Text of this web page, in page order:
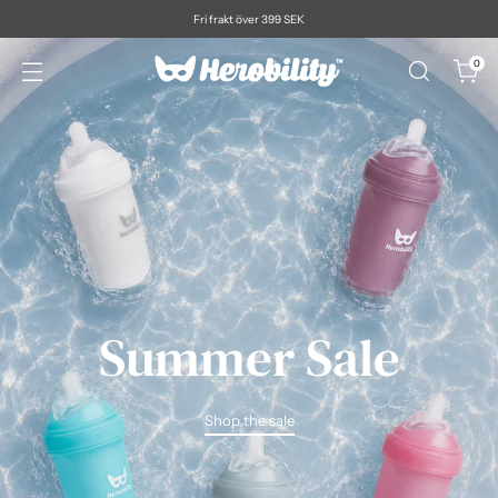
Fri frakt över 399 SEK
0
Summer Sale
Shop the sale